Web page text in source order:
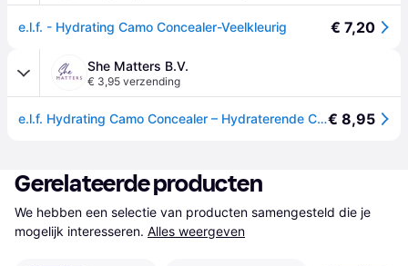
e.l.f. - Hydrating Camo Concealer-Veelkleurig € 7,20
She Matters B.V.
€ 3,95 verzending
e.l.f. Hydrating Camo Concealer – Hydraterende Concealer met Volledige Dekking - Deep Caramel€ 8,95
Gerelateerde producten
We hebben een selectie van producten samengesteld die je
mogelijk interesseren. Alles weergeven